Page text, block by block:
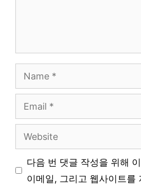
Name
Email
Website
다음 번 댓글 작성을 위해
이메일, 그리고 웹사이트를